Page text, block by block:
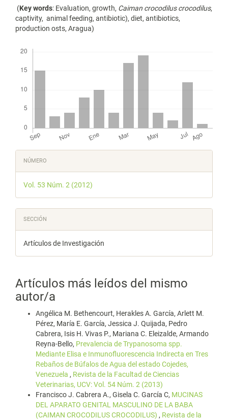
(Key words: Evaluation, growth, Caiman crocodilus crocodilus,
captivity, animal feeding, antibiotic), diet, antibiotics,
production osts, Aragua)
Detalles
del
artículo
NÚMERO
Vol. 53 Núm. 2 (2012)
SECCIÓN
Artículos de Investigación
Artículos más leídos del mismo
autor/a
Angélica M. Bethencourt, Herakles A. García, Arlett M.
Pérez, María E. García, Jessica J. Quijada, Pedro
Cabrera, Isis H. Vivas P., Mariana C. Eleizalde, Armando
Reyna-Bello, Prevalencia de Trypanosoma spp.
Mediante Elisa e Inmunofluorescencia Indirecta en Tres
Rebaños de Búfalos de Agua del estado Cojedes,
Venezuela , Revista de la Facultad de Ciencias
Veterinarias, UCV: Vol. 54 Núm. 2 (2013)
Francisco J. Cabrera A., Gisela C. García C, MUCINAS
DEL APARATO GENITAL MASCULINO DE LA BABA
(CAIMAN CROCODILUS CROCODILUS) , Revista de la